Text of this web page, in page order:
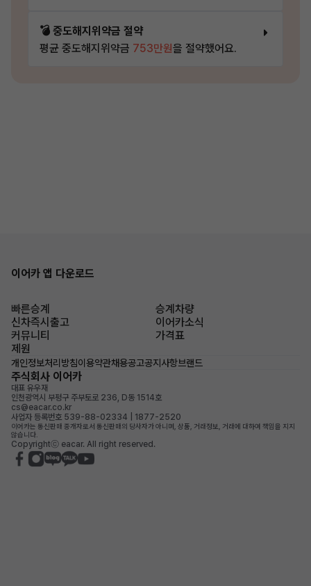
💣 중도해지위약금 절약
평균 중도해지위약금 753만원을 절약했어요.
이어카 앱 다운로드
빠른승계
승계차량
신차즉시출고
이어카소식
커뮤니티
가격표
제원
개인정보처리방침이용약관채용공고공지사항브랜드
주식회사 이어카
대표 유우재
인천광역시 부평구 주부토로 236, D동 1514호
cs@eacar.co.kr
사업자 등록번호 539-88-02334 | 1877-2520
이어카는 통신판매 중개자로서 통신판매의 당사자가 아니며, 상품, 거래정보, 거래에 대하여 책임을 지지
않습니다.
Copyrightⓒ eacar. All right reserved.